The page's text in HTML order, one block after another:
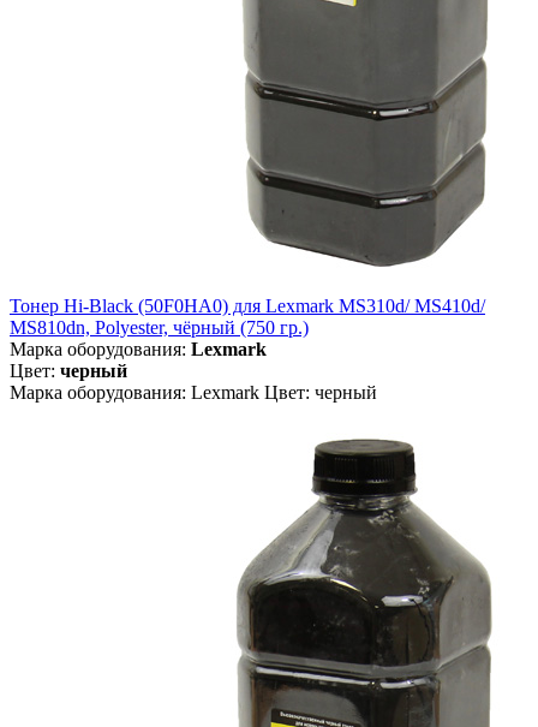
Тонер Hi-Black (50F0HA0) для Lexmark MS310d/ MS410d/
MS810dn, Polyester, чёрный (750 гр.)
Марка оборудования: Lexmark
Цвет: черный
Марка оборудования: Lexmark Цвет: черный